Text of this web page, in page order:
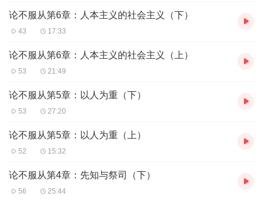
论不服从第6章：人本主义的社会主义（下）
43 17:33
论不服从第6章：人本主义的社会主义（上）
53 21:49
论不服从第5章：以人为重（下）
53 27:20
论不服从第5章：以人为重（上）
52 15:32
论不服从第4章：先知与祭司（下）
56 25:44